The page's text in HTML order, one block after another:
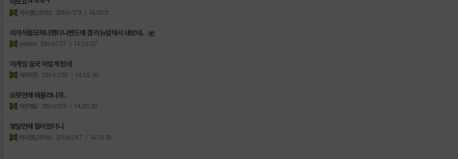
카라멜딥프레소 조회수:179 | 14.06.11
이자식들모하나했더니밴드에 겜 리뉴얼해서 내놨네..
ryoebo 조회수:727 | 14.06.07
이게임 결국 이렇게 됬네
매마망함 조회수:238 | 14.05.30
오랫만에 해볼라니까..
아잉해요 조회수:134 | 14.05.29
몇달만에 들어왔더니
카라멜딥프레소 조회수:247 | 14.05.18